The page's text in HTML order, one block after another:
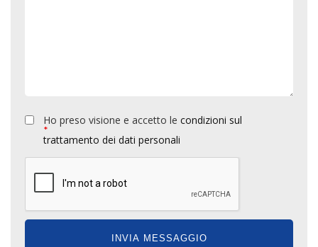
*
Ho preso visione e accetto le condizioni sul
trattamento dei dati personali